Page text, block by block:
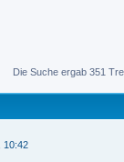
Die Suche ergab 351
10:42